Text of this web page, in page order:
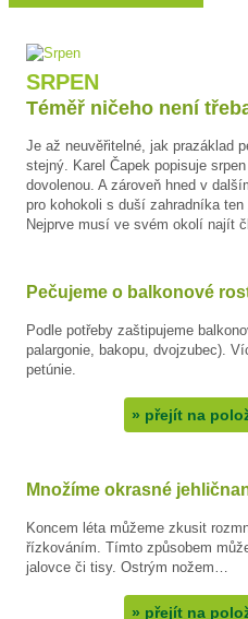
SRPEN
Téměř ničeho není
Je až neuvěřitelné, jak prazáklad
stejný. Karel Čapek popisuje
dovolenou. A zároveň hned v
pro kohokoli s duší zahradníka ten
Nejprve musí ve svém okolí najít
Pečujeme o balkonové
Podle potřeby zaštipujeme
palargonie, bakopu, dvojzubec).
petúnie.
» přejít na
Množíme okrasné
Koncem léta můžeme zkusit
řízkováním. Tímto způsobem
jalovce či tisy. Ostrým nožem…
» přejít na